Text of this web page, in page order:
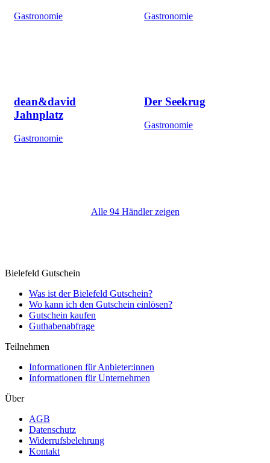
Gastronomie Gastronomie
dean&david
Jahnplatz
Gastronomie
Der Seekrug
Gastronomie
Alle 94 Händler zeigen
Bielefeld Gutschein
Was ist der Bielefeld Gutschein?
Wo kann ich den Gutschein einlösen?
Gutschein kaufen
Guthabenabfrage
Teilnehmen
Informationen für Anbieter:innen
Informationen für Unternehmen
Über
AGB
Datenschutz
Widerrufsbelehrung
Kontakt